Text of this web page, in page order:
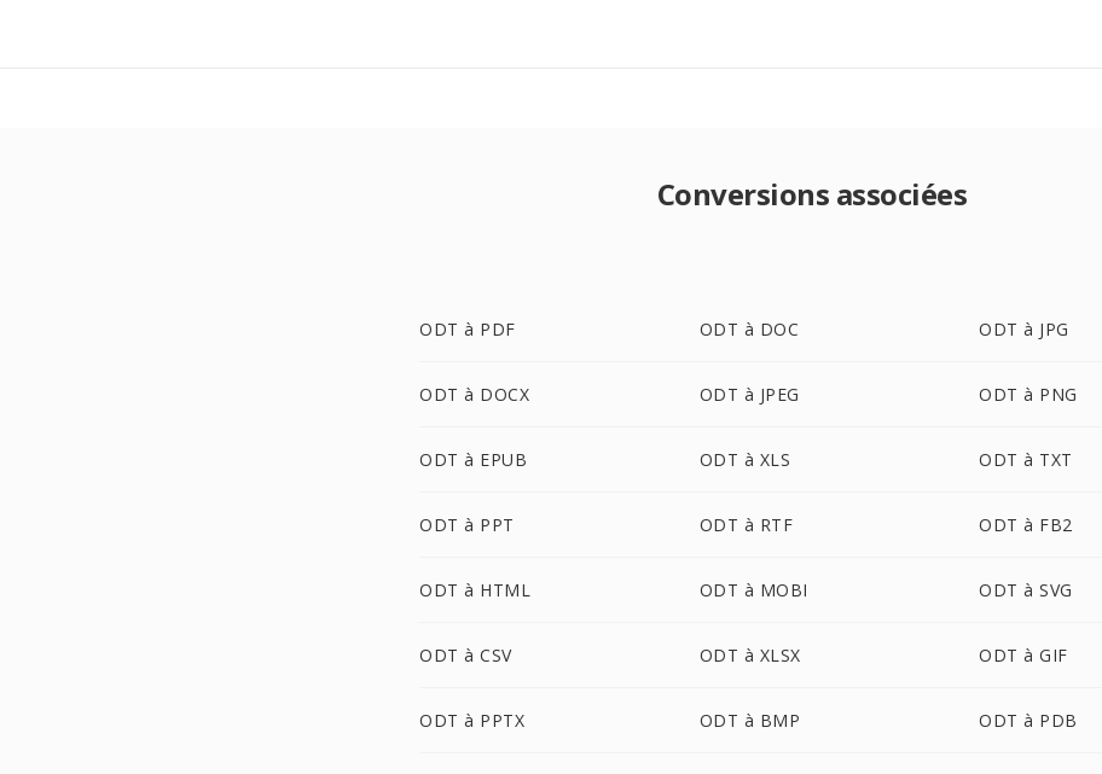
Conversions associées
ODT à PDF ODT à DOC ODT à JPG
ODT à DOCX ODT à JPEG ODT à PNG
ODT à EPUB ODT à XLS ODT à TXT
ODT à PPT ODT à RTF ODT à FB2
ODT à HTML ODT à MOBI ODT à SVG
ODT à CSV ODT à XLSX ODT à GIF
ODT à PPTX ODT à BMP ODT à PDB